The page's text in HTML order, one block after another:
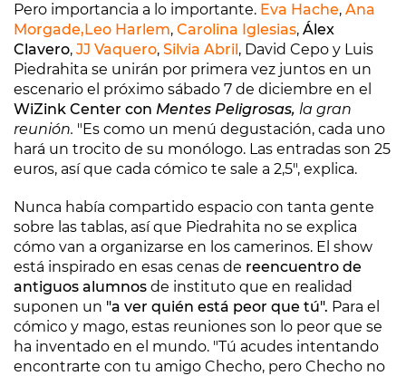
Pero importancia a lo importante. Eva Hache, Ana
Morgade,Leo Harlem, Carolina Iglesias, Álex
Clavero, JJ Vaquero, Silvia Abril, David Cepo y Luis
Piedrahita se unirán por primera vez juntos en un
escenario el próximo sábado 7 de diciembre en el
WiZink Center con Mentes Peligrosas, la gran
reunión. "Es como un menú degustación, cada uno
hará un trocito de su monólogo. Las entradas son 25
euros, así que cada cómico te sale a 2,5", explica.
Nunca había compartido espacio con tanta gente
sobre las tablas, así que Piedrahita no se explica
cómo van a organizarse en los camerinos. El show
está inspirado en esas cenas de reencuentro de
antiguos alumnos de instituto que en realidad
suponen un "a ver quién está peor que tú". Para el
cómico y mago, estas reuniones son lo peor que se
ha inventado en el mundo. "Tú acudes intentando
encontrarte con tu amigo Checho, pero Checho no